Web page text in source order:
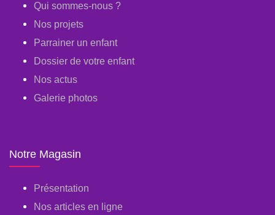
Qui sommes-nous ?
Nos projets
Parrainer un enfant
Dossier de votre enfant
Nos actus
Galerie photos
Notre Magasin
Présentation
Nos articles en ligne